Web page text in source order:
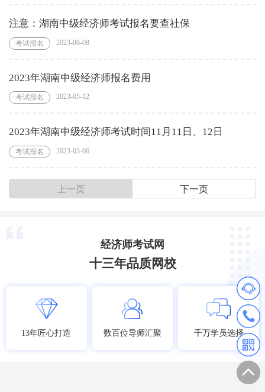
注意：湖南中级经济师考试报名要查社保
考试报名 2023-06-08
2023年湖南中级经济师报名费用
考试报名 2023-05-12
2023年湖南中级经济师考试时间11月11日、12日
考试报名 2023-03-06
上一页 下一页
经济师考试网
十三年品质网校
13年匠心打造 数百位导师汇聚 千万学员选择